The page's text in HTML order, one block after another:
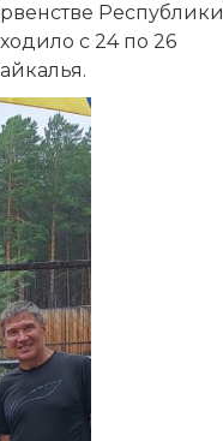
Республики
с 24 по 26